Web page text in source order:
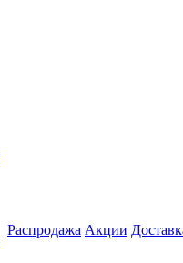
Распродажа Акции